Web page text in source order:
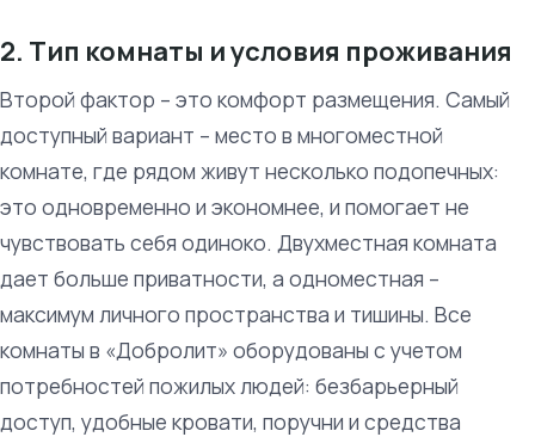
2. Тип комнаты и условия проживания
Второй фактор – это комфорт размещения. Самый
доступный вариант – место в многоместной
комнате, где рядом живут несколько подопечных:
это одновременно и экономнее, и помогает не
чувствовать себя одиноко. Двухместная комната
дает больше приватности, а одноместная –
максимум личного пространства и тишины. Все
комнаты в «Добролит» оборудованы с учетом
потребностей пожилых людей: безбарьерный
доступ, удобные кровати, поручни и средства